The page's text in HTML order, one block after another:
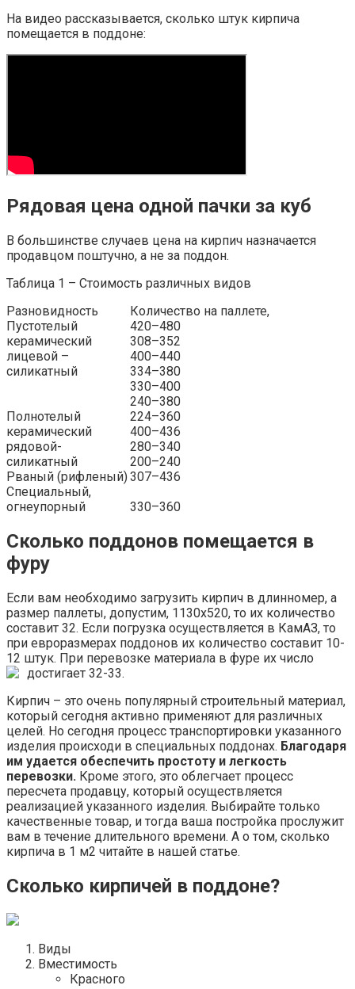
На видео рассказывается, сколько штук кирпича
помещается в поддоне:
Рядовая цена одной пачки за куб
В большинстве случаев цена на кирпич назначается
продавцом поштучно, а не за поддон.
Таблица 1 – Стоимость различных видов
Разновидность
Количество на паллете,
Пустотелый
керамический
лицевой –
силикатный
420–480
308–352
400–440
334–380
Полнотелый
керамический
рядовой-
силикатный
330–400
240–380
224–360
400–436
280–340
200–240
Рваный (рифленый)307–436
Специальный,
огнеупорный
330–360
Сколько поддонов помещается в
фуру
Если вам необходимо загрузить кирпич в длинномер, а
размер паллеты, допустим, 1130х520, то их количество
составит 32. Если погрузка осуществляется в КамАЗ, то
при евроразмерах поддонов их количество составит 10-
12 штук. При перевозке материала в фуре их число
достигает 32-33.
Кирпич – это очень популярный строительный материал,
который сегодня активно применяют для различных
целей. Но сегодня процесс транспортировки указанного
изделия происходи в специальных поддонах. Благодаря
им удается обеспечить простоту и легкость
перевозки. Кроме этого, это облегчает процесс
пересчета продавцу, который осуществляется
реализацией указанного изделия. Выбирайте только
качественные товар, и тогда ваша постройка прослужит
вам в течение длительного времени. А о том, сколько
кирпича в 1 м2 читайте в нашей статье.
Сколько кирпичей в поддоне?
Виды
Вместимость
Красного